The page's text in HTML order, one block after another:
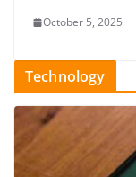
October 5, 2025
Technology